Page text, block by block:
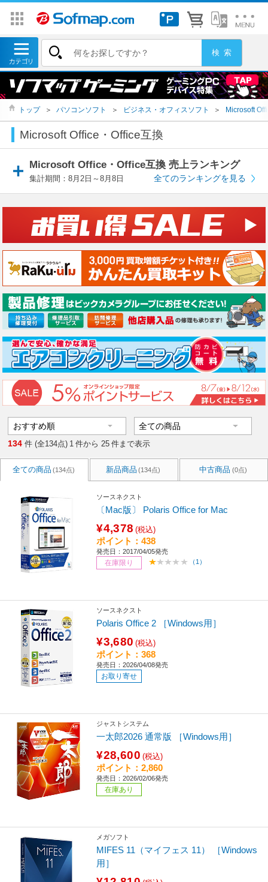
トップ ＞ パソコンソフト ＞ ビジネス・オフィスソフト ＞ Microsoft
Microsoft Office・Office互換
Microsoft Office・Office互換 売上ランキング
集計期間：8月2日～8月8日 全てのランキングを見る
134 件 (全134点) 1 件から 25 件まで表示
全ての商品 (134点) 新品商品 (134点) 中古商品 (0点)
ソースネクスト
〔Mac版〕 Polaris Office for Mac
¥4,378 (税込)
ポイント：438
発売日：2017/04/05発売
在庫限り （1）
ソースネクスト
Polaris Office 2 ［Windows用］
¥3,680 (税込)
ポイント：368
発売日：2026/04/08発売
お取り寄せ
ジャストシステム
一太郎2026 通常版 ［Windows用］
¥28,600 (税込)
ポイント：2,860
発売日：2026/02/06発売
在庫あり
メガソフト
MIFES 11（マイフェス 11） ［Windows
用］